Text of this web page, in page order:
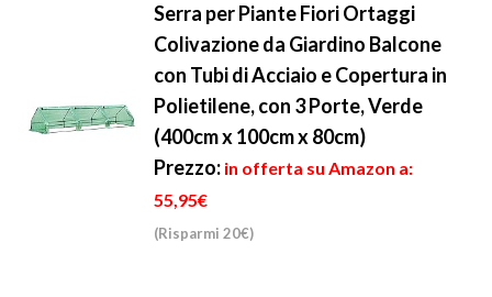
Serra per Piante Fiori Ortaggi
Colivazione da Giardino Balcone
con Tubi di Acciaio e Copertura in
Polietilene, con 3 Porte, Verde
(400cm x 100cm x 80cm)
Prezzo: in offerta su Amazon a:
55,95€
(Risparmi 20€)